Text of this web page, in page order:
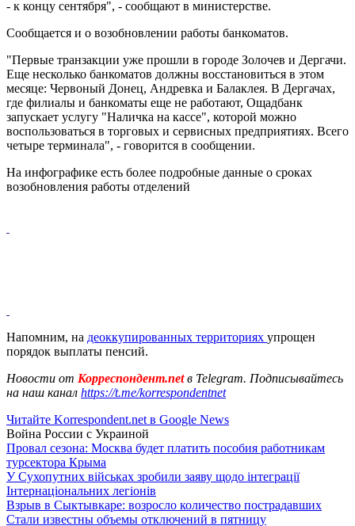
- к концу сентября", - сообщают в министерстве.
Сообщается и о возобновлении работы банкоматов.
"Первые транзакции уже прошли в городе Золочев и Дергачи.
Еще несколько банкоматов должны восстановиться в этом
месяце: Червоный Донец, Андревка и Балаклея. В Дергачах,
где филиалы и банкоматы еще не работают, Ощадбанк
запускает услугу "Наличка на кассе", которой можно
воспользоваться в торговых и сервисных предприятиях. Всего
четыре терминала", - говорится в сообщении.
На инфографике есть более подробные данные о сроках
возобновления работы отделений
Напомним, на деоккупированных территориях упрощен
порядок выплаты пенсий.
Новости от Корреспондент.netв Telegram. Подписывайтесь
на наш канал https://t.me/korrespondentnet
Читайте Korrespondent.net в Google News
Война России с Украиной
Провал сезона: Москва будет платить пособия работникам
турсектора Крыма
У Сухопутних військах зробили заяву щодо інтеграції
Інтернаціональних легіонів
Взрыв в Сыктывкаре: возросло количество пострадавших
Стали известны объемы отключений в пятницу